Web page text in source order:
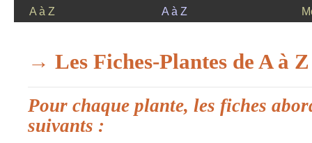
A à Z
A à Z
→ Les Fiches-Plantes de A à Z
Pour chaque plante, les fiches
suivants :